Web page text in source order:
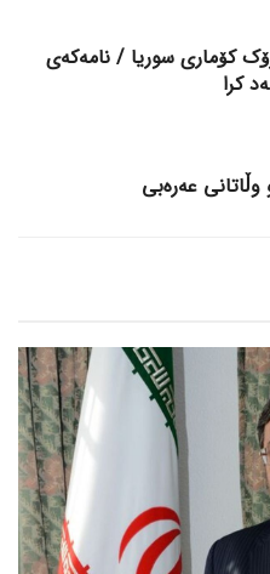
کۆماری سوریا / نامەکەی
کرا
عەرەبی